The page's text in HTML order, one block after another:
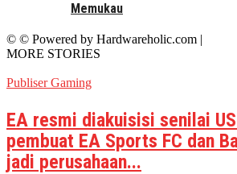
Memukau
© © Powered by Hardwareholic.com |
MORE STORIES
Publiser Gaming
EA resmi diakuisisi senilai
pembuat EA Sports FC dan
jadi perusahaan...